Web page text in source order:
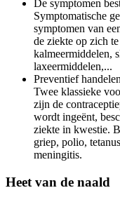
De symptomen
Symptomatische
symptomen van
de ziekte op zich
kalmeermiddelen,
laxeermiddelen,...
Preventief
Twee klassieke
zijn de
wordt ingeënt,
ziekte in kwestie.
griep, polio,
meningitis.
Heet van de naald